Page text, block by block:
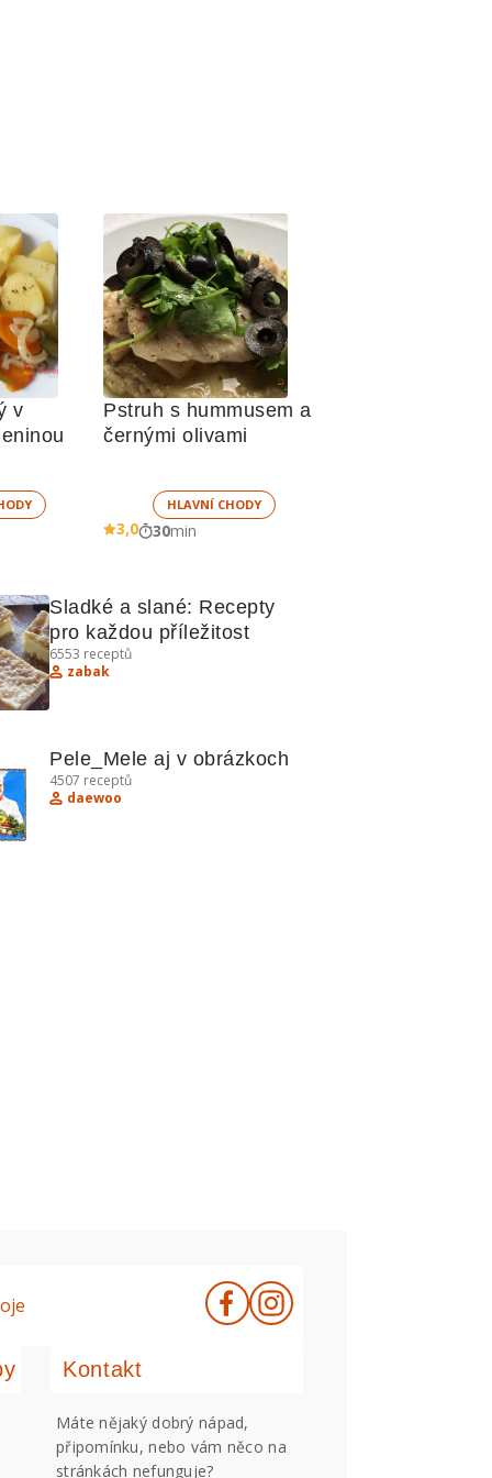
v
Pstruh s hummusem a
černými olivami
HLAVNÍ CHODY
3,0 30min
Sladké a slané: Recepty
pro každou příležitost
6553 receptů
zabak
Pele_Mele aj v obrázkoch
4507 receptů
daewoo
Kontakt
Máte nějaký dobrý nápad,
připomínku, nebo vám něco na
stránkách nefunguje?